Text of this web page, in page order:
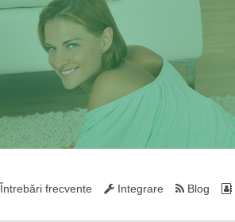
Întrebări frecvente Integrare Blog